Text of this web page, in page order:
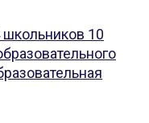
школьников 10